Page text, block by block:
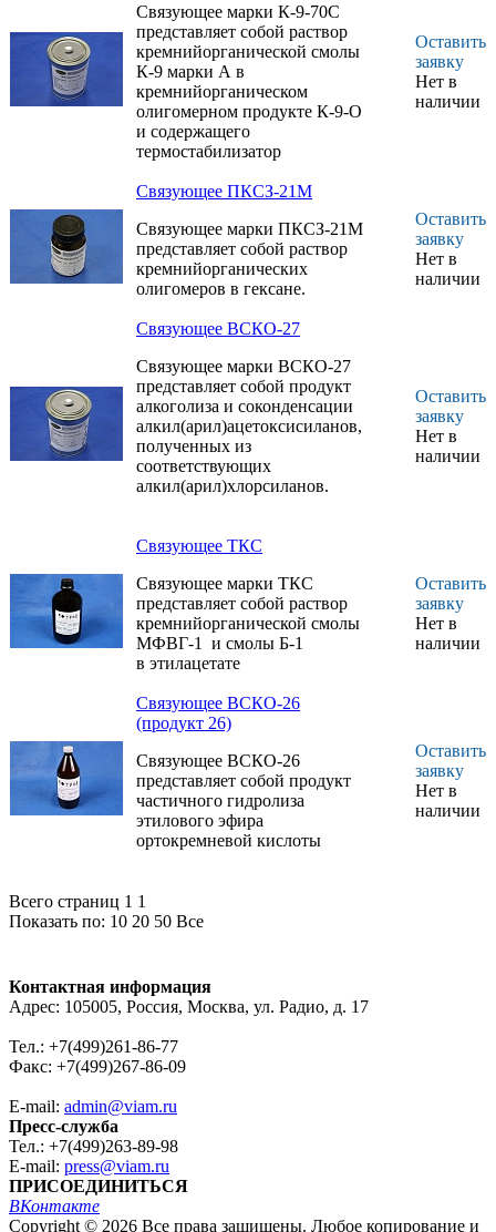
для крепления
проволочной
решетки и выводных
проводов
тензорезисторов на
хромоникелевых
и титановых
сплавов.
Связующее К-9-70
предназначено для
изготовления
стеклотекстолитовых
изделий методом
пропитки под
Связующее К-9-70С
предназначается для
изготовления
композиционных
материалов методом
пропитки под
60 до плюс 350 °С
Связующее ТКС
предназначено для
изготовления
композиционных
других материалов
Связующее марки К-9-70С
представляет собой раствор
кремнийорганической смолы
К-9 марки А в
кремнийорганическом
олигомерном продукте К-9-О
и содержащего
термостабилизатор
Оставить
заявку
Нет в
наличии
Связующее ПКСЗ-21М
Связующее марки ПКСЗ-21М
представляет собой раствор
кремнийорганических
олигомеров в гексане.
Оставить
заявку
Нет в
наличии
Связующее ВСКО-27
Связующее марки ВСКО-27
представляет собой продукт
алкоголиза и соконденсации
алкил(арил)ацетоксисиланов,
полученных из
соответствующих
алкил(арил)хлорсиланов.
Оставить
заявку
Нет в
наличии
Связующее ТКС
Связующее марки ТКС
представляет собой раствор
кремнийорганической смолы
МФВГ-1 и смолы Б-1
в этилацетате
Оставить
заявку
Нет в
наличии
Связующее ВСКО-26
(продукт 26)
Связующее ВСКО-26
представляет собой продукт
частичного гидролиза
этилового эфира
ортокремневой кислоты
Оставить
заявку
Нет в
наличии
Всего страниц 1 1
Показать по: 10 20 50 Все
Контактная информация
Адрес: 105005, Россия, Москва, ул. Радио, д. 17
Тел.: +7(499)261-86-77
Факс: +7(499)267-86-09
E-mail: admin@viam.ru
Пресс-служба
Тел.: +7(499)263-89-98
E-mail: press@viam.ru
ПРИСОЕДИНИТЬСЯ
ВКонтакте
Copyright © 2026 Все права защищены. Любое копирование и